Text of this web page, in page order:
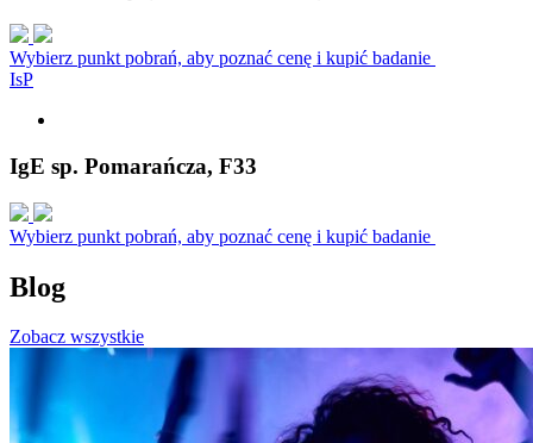
Wybierz punkt pobrań, aby poznać cenę i kupić badanie
IsP
IgE sp. Pomarańcza, F33
Wybierz punkt pobrań, aby poznać cenę i kupić badanie
Blog
Zobacz wszystkie